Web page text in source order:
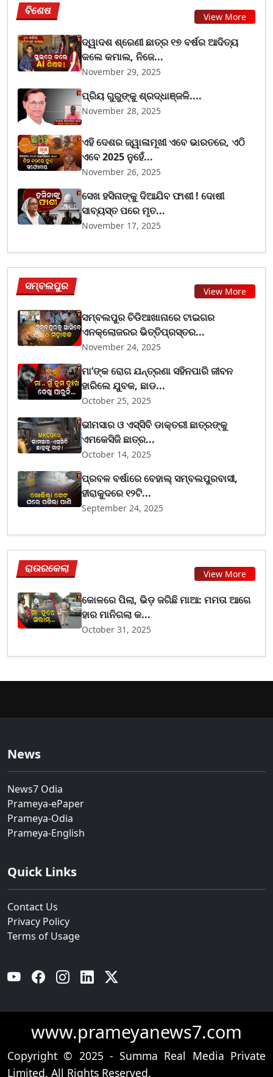
ବିଶେଷ View More
ଦ୍ୱାଦଶ ଶ୍ରେଣୀ ଛାତ୍ର ୧୭ ବର୍ଷର ଆଦିତ୍ୟ
କଲେ କମାଲ, ନିଜେ...
November 29, 2025
ପ୍ରିୟ ଗୁରୁଙ୍କୁ ଶ୍ରଦ୍ଧାଞ୍ଜଳି....
November 28, 2025
ଏହି ଦେଶର ଜ୍ୱାଳାମୂଖୀ ଏବେ ଭାରତରେ, ଏଠି
ଏବେ 2025 ନୁହେଁ...
November 26, 2025
ସେଖ ହସିନାଙ୍କୁ ଦିଆଯିବ ଫାଶୀ ! ଦୋଷୀ
ସାବ୍ୟସ୍ତ ପରେ ମୃତ...
November 17, 2025
ସମ୍ବଲପୁର View More
ସମ୍ବଲପୁର ଚିଡିଆଖାନାରେ ଟାଇଗର
ଏନକ୍ଲୋଜରର ଭିତ୍ତିପ୍ରସ୍ତର...
November 24, 2025
ମା’ଙ୍କ ରୋଗ ଯନ୍ତ୍ରଣା ସହିନପାରି ଜୀବନ
ହାରିଲେ ଯୁବକ, ଛାଡ...
October 25, 2025
ଭୀମସାର ଓ ଏସ୍‌ସିବି ଡାକ୍ତରୀ ଛାତ୍ରଙ୍କୁ
ଏମକେସିଜି ଛାତ୍ର...
October 14, 2025
ପ୍ରବଳ ବର୍ଷାରେ ବେହାଲ୍ ସମ୍ବଲପୁରବାସୀ,
ହୀରାକୁଦରେ ୧୨ଟି...
September 24, 2025
ରାଉରକେଲା View More
କୋଳରେ ପିଲା, ଭିଡ଼ ଜଗିଛି ମାଆ: ମମତା ଆଗେ
ହାର ମାନିଗଲା କ...
October 31, 2025
News
News7 Odia
Prameya-ePaper
Prameya-Odia
Prameya-English
Quick Links
Contact Us
Privacy Policy
Terms of Usage
YouTube Facebook Instagram Linkedin
www.prameyanews7.com
Copyright © 2025 - Summa Real Media Private
Limited. All Rights Reserved.